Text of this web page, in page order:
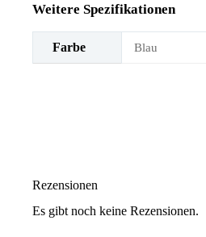
Weitere Spezifikationen
Farbe Blau
Rezensionen
Es gibt noch keine Rezensionen.